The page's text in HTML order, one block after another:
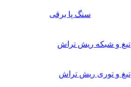
سنگ پا برقی
تیغ و شبکه ریش تراش
تیغ و توری ریش تراش